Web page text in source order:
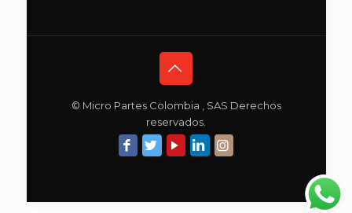
© Micro Partes Colombia , SAS Derechos
reservados.